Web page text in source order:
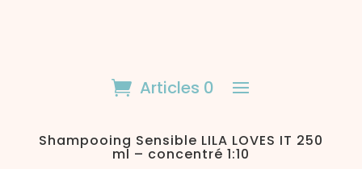
Articles 0
Shampooing Sensible LILA LOVES IT 250
ml – concentré 1:10